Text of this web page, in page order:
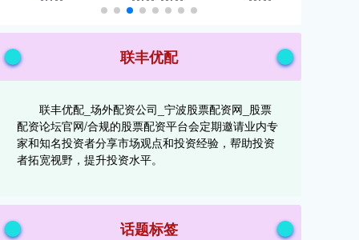
联丰优配
联丰优配_场外配资公司_宁波股票配资网_股票
配资论坛官网/合规的股票配资平台会定期邀请业内专
家和知名投资者分享市场观点和投资经验，帮助投资
者拓宽视野，提升投资水平。
话题标签